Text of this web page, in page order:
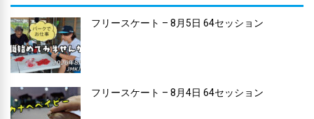
フリースケート – 8月5日 64セッション
フリースケート – 8月4日 64セッション